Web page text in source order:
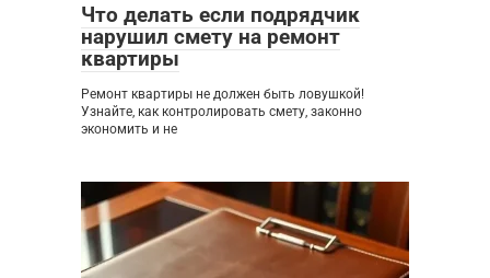
Что делать если подрядчик
нарушил смету на ремонт
квартиры
Ремонт квартиры не должен быть ловушкой!
Узнайте, как контролировать смету, законно
экономить и не